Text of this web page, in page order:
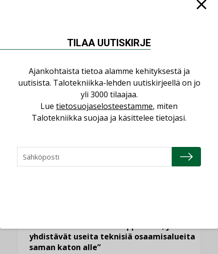
kilpailuedut syntyvät,
kun erilliset
yhteen”
Viikko
yhdistävät useita teknisiä osaamisalueita
saman katon alle”
TILAA UUTISKIRJE
Ajankohtaista tietoa alamme kehityksestä ja
uutisista. Talotekniikka-lehden uutiskirjeellä on jo
yli 3000 tilaajaa.
Lue tietosuojaselosteestamme, miten
Talotekniikka suojaa ja käsittelee tietojasi.